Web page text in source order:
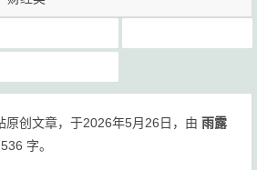
原创文章，于2026年5月26日，由雨露
字。